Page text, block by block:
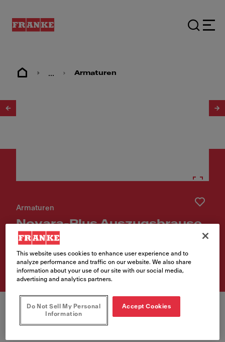
... Armaturen
Armaturen
Novara-Plus Auszugsbrause
Artikelnummer
115.0659.840
This website uses cookies to enhance user experience and to
analyze performance and traffic on our website. We also share
information about your use of our site with our social media,
advertising and analytics partners.
Do Not Sell My Personal
Information
Accept Cookies